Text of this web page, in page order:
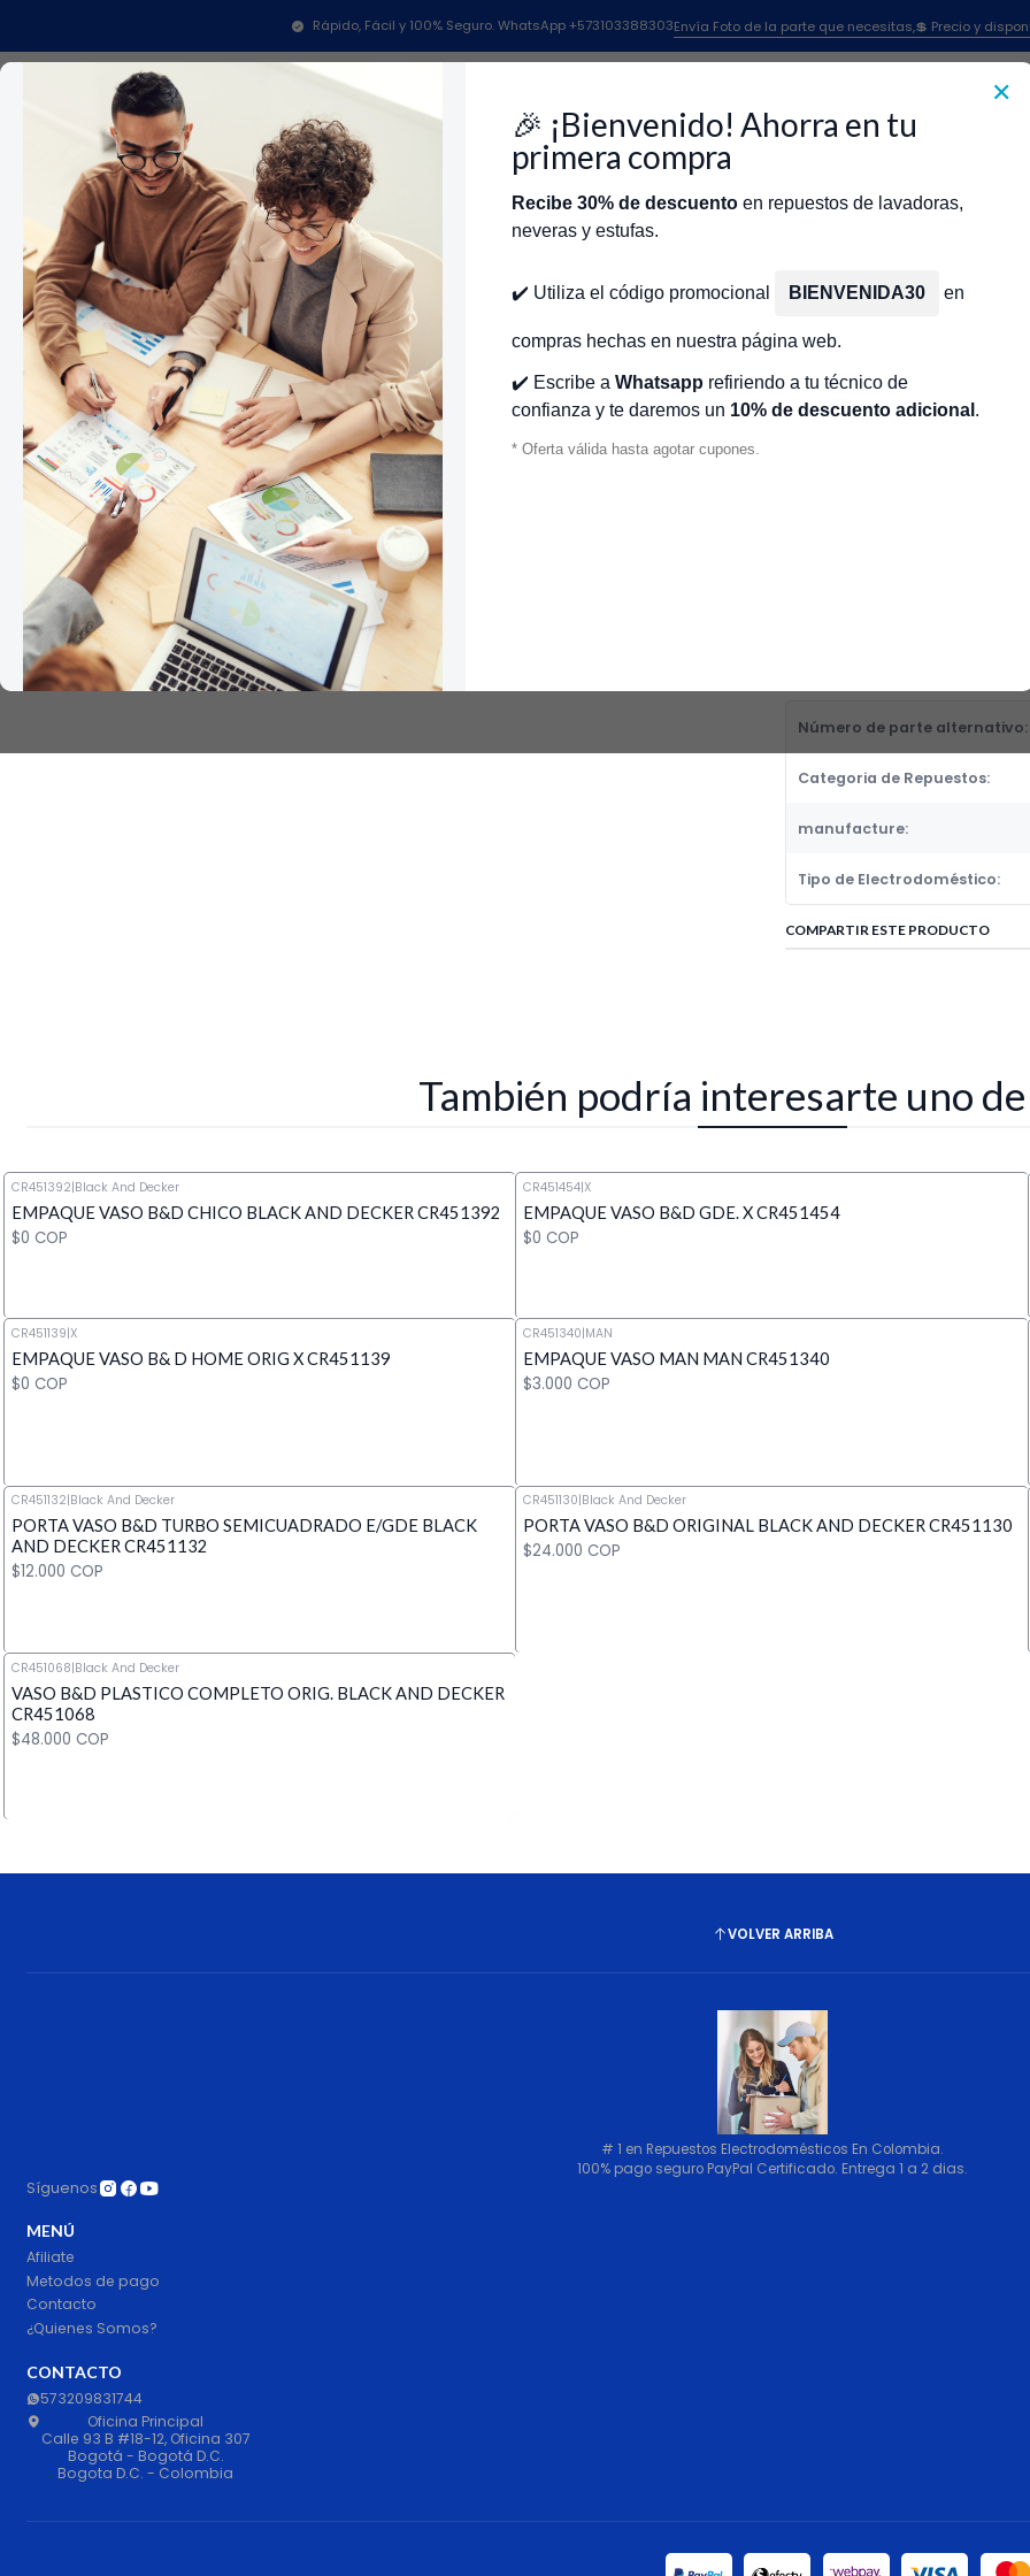
✕
🎉 ¡Bienvenido! Ahorra en tu
primera compra
Recibe 30% de descuento en repuestos de lavadoras,
neveras y estufas.
✔️ Utiliza el código promocional BIENVENIDA30 en
compras hechas en nuestra página web.
✔️ Escribe a Whatsapp refiriendo a tu técnico de
confianza y te daremos un 10% de descuento adicional .
* Oferta válida hasta agotar cupones.
Categorías
Rápido, Fácil y 100% Seguro. WhatsApp +573103388303Envía Foto de la parte que necesitas,💲 Precio y
Inicio EMPAQUE VASO B&D GDE BLACK AND DECKER CR451302
EMPAQUE
DECKER
Agregar a la lista de
🔥
Mostrar stock de
EMPAQUE VASO B&D GDE
EMPAQUES, FUELLES,
Número de parte alternativo:
Categoria de Repuestos:
manufacture:
Tipo de Electrodoméstico:
COMPARTIR ESTE PRODUCTO
También podría interesarte uno
CR451392|Black And Decker
EMPAQUE VASO B&D CHICO BLACK AND DECKER CR451392
$0 COP
Cantidad
CR451454|X
EMPAQUE VASO B&D GDE. X CR451454
$0 COP
Cantidad
CR451139|X
EMPAQUE VASO B& D HOME ORIG X CR451139
$0 COP
Cantidad
CR451340|MAN
EMPAQUE VASO MAN MAN CR451340
$3.000 COP
Cantidad
CR451132|Black And Decker
PORTA VASO B&D TURBO SEMICUADRADO E/GDE BLACK
AND DECKER CR451132
$12.000 COP
Cantidad
CR451130|Black And Decker
PORTA VASO B&D ORIGINAL BLACK AND DECKER CR451130
$24.000 COP
CR451068|Black And Decker
VASO B&D PLASTICO COMPLETO ORIG. BLACK AND DECKER
CR451068
$48.000 COP
Cantidad
VOLVER ARRIBA
# 1 en Repuestos Electrodomésticos En Colombia.
100% pago seguro PayPal Certificado. Entrega 1 a 2 dias.
Síguenos
MENÚ
Afiliate
Metodos de pago
Contacto
¿Quienes Somos?
CONTACTO
573209831744
Oficina Principal
Calle 93 B #18-12, Oficina 307
Bogotá - Bogotá D.C.
Bogota D.C. - Colombia